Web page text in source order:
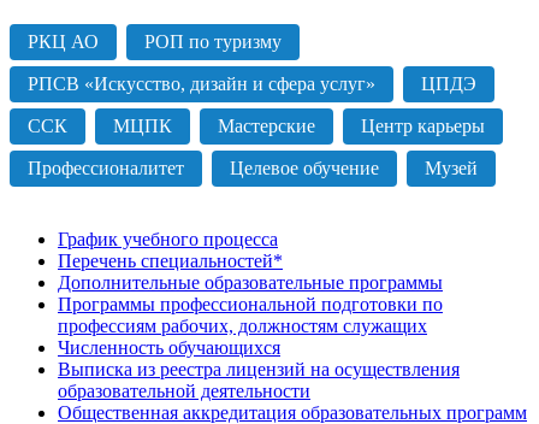
РКЦ АО РОП по туризму
РПСВ «Искусство, дизайн и сфера услуг» ЦПДЭ
ССК МЦПК Мастерские Центр карьеры
Профессионалитет Целевое обучение Музей
График учебного процесса
Перечень специальностей*
Дополнительные образовательные программы
Программы профессиональной подготовки по
профессиям рабочих, должностям служащих
Численность обучающихся
Выписка из реестра лицензий на осуществления
образовательной деятельности
Общественная аккредитация образовательных программ